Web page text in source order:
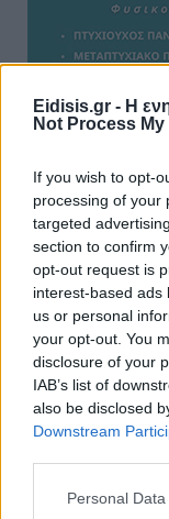
Eidisis.gr - Η
Not Process
If you wish to opt-
processing of your
targeted
section to confirm
opt-out request is
interest-based ads
us or personal
your opt-out. You
disclosure of your
IAB’s list of
also be disclosed
Downstream
Personal
ΑΠΟΨΕΙΣ